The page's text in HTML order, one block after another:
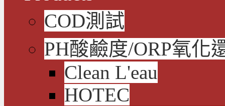
COD測試
PH酸鹼度/ORP氧化
Clean L'eau
HOTEC